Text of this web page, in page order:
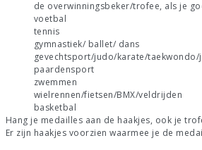
de overwinningsbeker/trofee, als je
voetbal
tennis
gymnastiek/ ballet/ dans
gevechtsport/judo/karate/taekwondo/
paardensport
zwemmen
wielrennen/fietsen/BMX/veldrijden
basketbal
Hang je medailles aan de haakjes, ook je
Er zijn haakjes voorzien waarmee je de